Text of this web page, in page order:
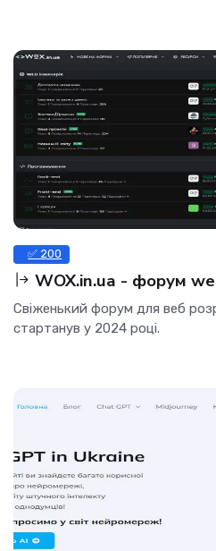
✅ 200
WOX.in.ua - форум
Свіженький форум для веб
стартанув у 2024 році.